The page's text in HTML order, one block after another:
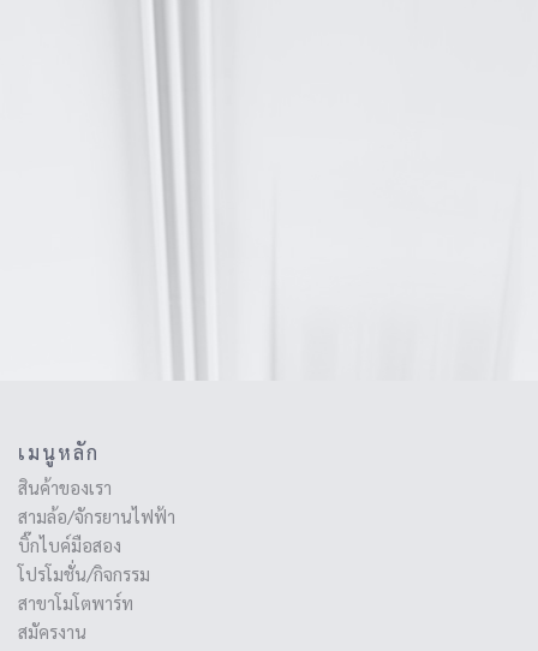
เมนูหลัก
สินค้าของเรา
สามล้อ/จักรยานไฟฟ้า
บิ๊กไบค์มือสอง
โปรโมชั่น/กิจกรรม
สาขาโมโตพาร์ท
สมัครงาน